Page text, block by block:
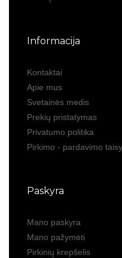
Informacija
Kontaktai
Apie mus
Svetainės medis
Prekių pristatymas
Privatumo politika
Pirkimo - pardavimo
Paskyra
Mano paskyra
Mano pažymėti
Pirkinių krepšelis